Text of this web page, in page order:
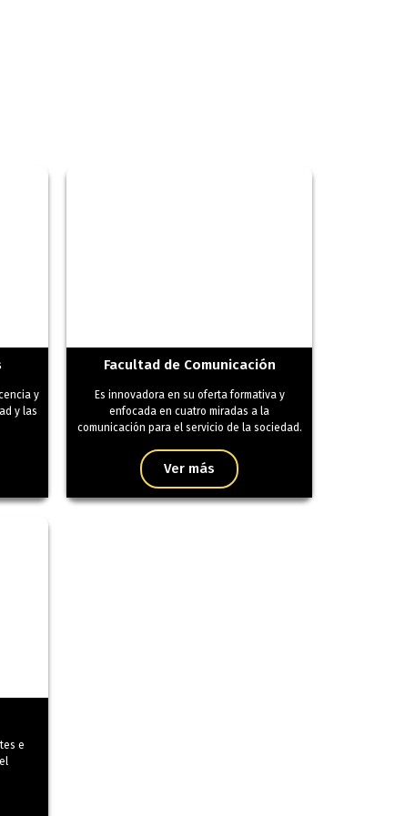
y
y las
Facultad de Comunicación
Es innovadora en su oferta formativa y
enfocada en cuatro miradas a la
comunicación para el servicio de la sociedad.
Ver más
e